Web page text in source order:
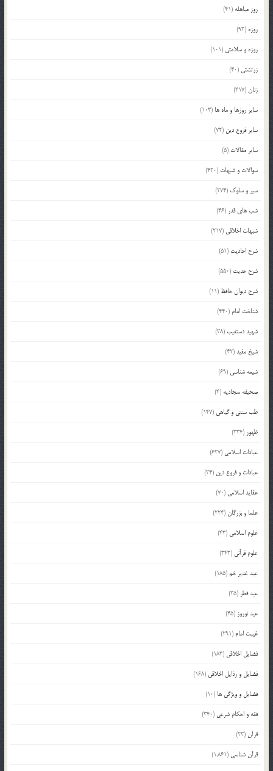
روز مباهله (41)
روزه (93)
روزه و سلامتی (101)
زرتشتی (40)
زنان(317)
سایر روزها و ماه ها (103)
سایر فروع دین (72)
سایر مقالات (5)
سوالات و شبهات (420)
سیر و سلوک (274)
شب های قدر (46)
شبهات اخلاقی (217)
شرح احادیث (51)
شرح حدیث (550)
شرح دیوان حافظ (11)
شناخت امام (440)
شهید دستغیب(38)
شیخ مفید(42)
شیعه شناسی (69)
صحیفه سجادیه (4)
طب سنتی و گیاهی (147)
ظهور (334)
عبادات اسلامی (627)
عبادات و فروع دین (34)
عقاید اسلامی (70)
علما و بزرگان(224)
علوم اسلامی (43)
علوم قرآنی (343)
عید غدیر خم(185)
عید فطر (35)
عید نوروز (45)
غیبت امام (291)
فضایل اخلاقی (183)
فضایل و رذایل اخلاقی (168)
فضایل و ویژگی ها (10)
فقه و احکام شرعی (340)
قرآن(23)
قرآن شناسی (1,861)